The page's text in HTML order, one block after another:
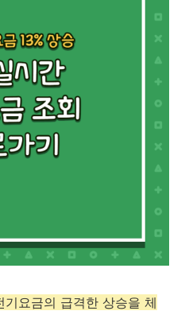
요금의 급격한 상승을 체